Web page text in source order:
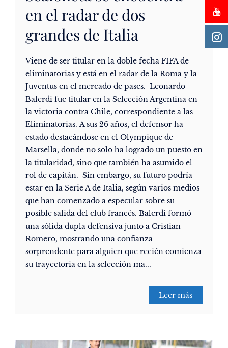
en el radar de dos
grandes de Italia
Viene de ser titular en la doble fecha FIFA de
eliminatorias y está en el radar de la Roma y la
Juventus en el mercado de pases. Leonardo
Balerdi fue titular en la Selección Argentina en
la victoria contra Chile, correspondiente a las
Eliminatorias. A sus 26 años, el defensor ha
estado destacándose en el Olympique de
Marsella, donde no solo ha logrado un puesto en
la titularidad, sino que también ha asumido el
rol de capitán. Sin embargo, su futuro podría
estar en la Serie A de Italia, según varios medios
que han comenzado a especular sobre su
posible salida del club francés. Balerdi formó
una sólida dupla defensiva junto a Cristian
Romero, mostrando una confianza
sorprendente para alguien que recién comienza
su trayectoria en la selección ma...
Leer más